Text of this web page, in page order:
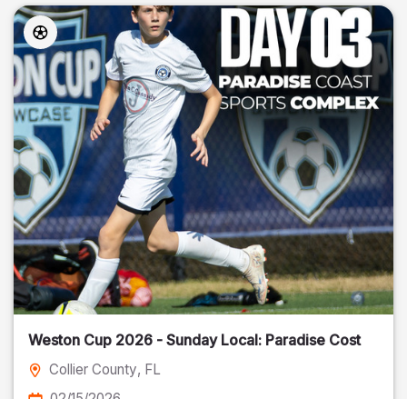
Weston Cup 2026 - Sunday Local: Paradise Cost
Collier County, FL